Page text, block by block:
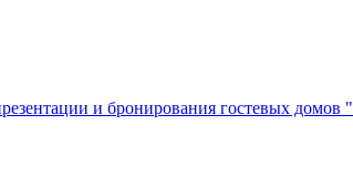
и бронирования гостевых